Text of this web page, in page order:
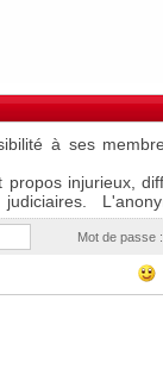
Mot de passe :